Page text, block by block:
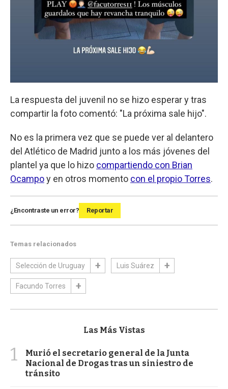
La respuesta del juvenil no se hizo esperar y tras
compartir la foto comentó: "La próxima sale hijo".
No es la primera vez que se puede ver al delantero
del Atlético de Madrid junto a los más jóvenes del
plantel ya que lo hizo compartiendo con Brian
Ocampoy en otros momento con el propio Torres.
¿Encontraste un error? Reportar
Temas relacionados
Selección de Uruguay Luis Suárez
Facundo Torres
Las Más Vistas
1
Murió el secretario general de la Junta
Nacional de Drogas tras un siniestro de
tránsito